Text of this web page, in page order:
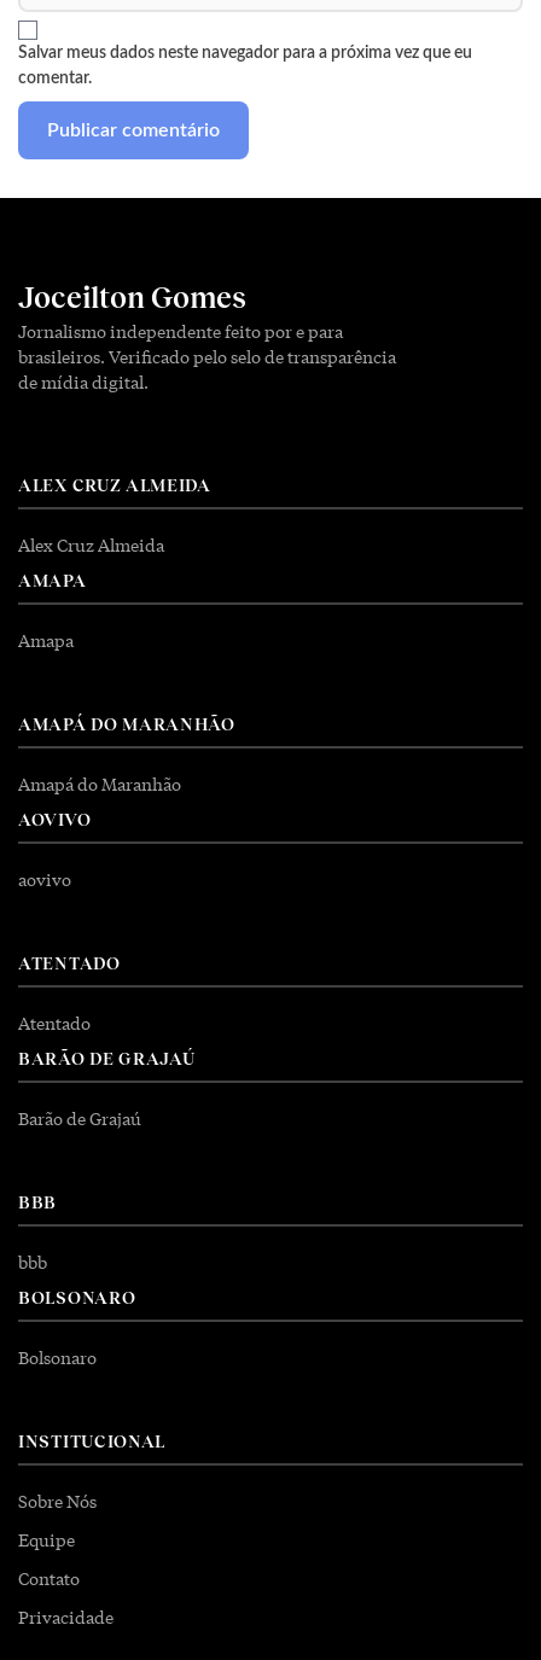
Salvar meus dados neste navegador para a próxima vez que eu
comentar.
Joceilton Gomes
Jornalismo independente feito por e para
brasileiros. Verificado pelo selo de transparência
de mídia digital.
ALEX CRUZ ALMEIDA
Alex Cruz Almeida
AMAPA
Amapa
AMAPÁ DO MARANHÃO
Amapá do Maranhão
AOVIVO
aovivo
ATENTADO
Atentado
BARÃO DE GRAJAÚ
Barão de Grajaú
BBB
bbb
BOLSONARO
Bolsonaro
INSTITUCIONAL
Sobre Nós
Equipe
Contato
Privacidade